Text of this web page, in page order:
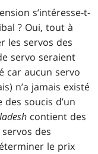
s’intéresse-t-
? Oui, tout à
les servos des
servo seraient
car aucun servo
n’a jamais existé
soucis d’un
contient des
des
le prix